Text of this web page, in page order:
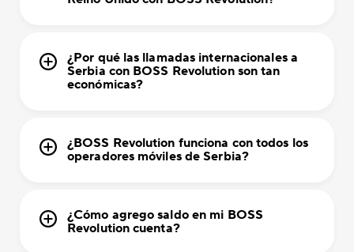
¿Por qué las llamadas internacionales a
Serbia con BOSS Revolution son tan
económicas?
¿BOSS Revolution funciona con todos los
operadores móviles de Serbia?
¿Cómo agrego saldo en mi BOSS
Revolution cuenta?